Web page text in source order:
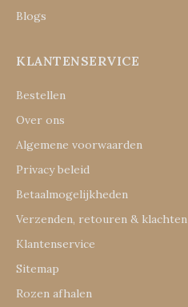
Blogs
KLANTENSERVICE
Bestellen
Over ons
Algemene voorwaarden
Privacy beleid
Betaalmogelijkheden
Verzenden, retouren & klachten
Klantenservice
Sitemap
Rozen afhalen